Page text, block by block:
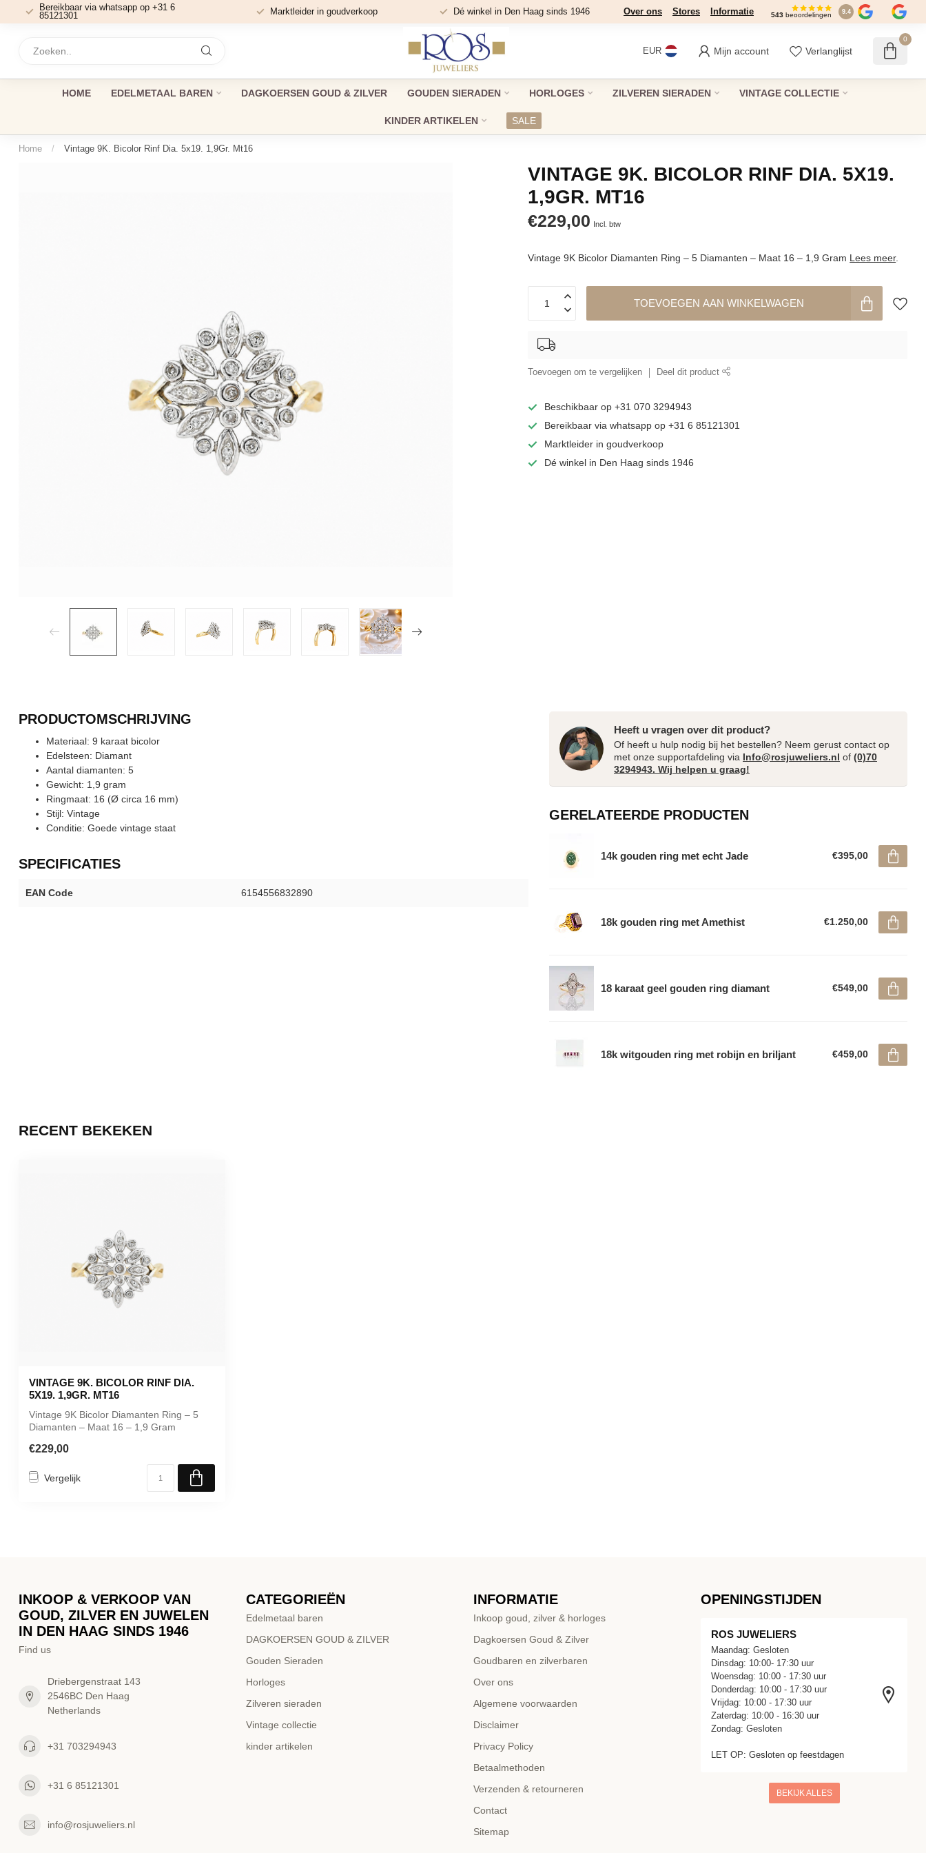
Bereikbaar via whatsapp op +31 6
85121301
Marktleider in goudverkoop Dé winkel in Den Haag sinds 1946 Over ons Stores Informatie 543 beoordelingen 9.4
EUR Mijn account Verlanglijst
0
HOME EDELMETAAL BAREN DAGKOERSEN GOUD & ZILVER GOUDEN SIERADEN HORLOGES ZILVEREN SIERADEN VINTAGE COLLECTIE
KINDER ARTIKELEN SALE
Home / Vintage 9K. Bicolor Rinf Dia. 5x19. 1,9Gr. Mt16
VINTAGE 9K. BICOLOR RINF DIA. 5X19.
1,9GR. MT16
€229,00 Incl. btw
Vintage 9K Bicolor Diamanten Ring – 5 Diamanten – Maat 16 – 1,9 Gram Lees meer.
TOEVOEGEN AAN WINKELWAGEN
Toevoegen om te vergelijken Deel dit product
Beschikbaar op +31 070 3294943
Bereikbaar via whatsapp op +31 6 85121301
Marktleider in goudverkoop
Dé winkel in Den Haag sinds 1946
PRODUCTOMSCHRIJVING
Materiaal: 9 karaat bicolor
Edelsteen: Diamant
Aantal diamanten: 5
Gewicht: 1,9 gram
Ringmaat: 16 (Ø circa 16 mm)
Stijl: Vintage
Conditie: Goede vintage staat
SPECIFICATIES
EAN Code 6154556832890
Heeft u vragen over dit product?
Of heeft u hulp nodig bij het bestellen? Neem gerust contact op
met onze supportafdeling via Info@rosjuweliers.nl of (0)70
3294943. Wij helpen u graag!
GERELATEERDE PRODUCTEN
14k gouden ring met echt Jade €395,00
18k gouden ring met Amethist €1.250,00
18 karaat geel gouden ring diamant €549,00
18k witgouden ring met robijn en briljant €459,00
RECENT BEKEKEN
VINTAGE 9K. BICOLOR RINF DIA.
5X19. 1,9GR. MT16
Vintage 9K Bicolor Diamanten Ring – 5
Diamanten – Maat 16 – 1,9 Gram
€229,00
Vergelijk
INKOOP & VERKOOP VAN
GOUD, ZILVER EN JUWELEN
IN DEN HAAG SINDS 1946
Find us
Driebergenstraat 143
2546BC Den Haag
Netherlands
+31 703294943
+31 6 85121301
info@rosjuweliers.nl
CATEGORIEËN
Edelmetaal baren
DAGKOERSEN GOUD & ZILVER
Gouden Sieraden
Horloges
Zilveren sieraden
Vintage collectie
kinder artikelen
INFORMATIE
Inkoop goud, zilver & horloges
Dagkoersen Goud & Zilver
Goudbaren en zilverbaren
Over ons
Algemene voorwaarden
Disclaimer
Privacy Policy
Betaalmethoden
Verzenden & retourneren
Contact
Sitemap
OPENINGSTIJDEN
ROS JUWELIERS
Maandag: Gesloten
Dinsdag: 10:00- 17:30 uur
Woensdag: 10:00 - 17:30 uur
Donderdag: 10:00 - 17:30 uur
Vrijdag: 10:00 - 17:30 uur
Zaterdag: 10:00 - 16:30 uur
Zondag: Gesloten
LET OP: Gesloten op feestdagen
BEKIJK ALLES